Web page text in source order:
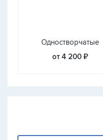
Одностворчатые
от 4 200 ₽